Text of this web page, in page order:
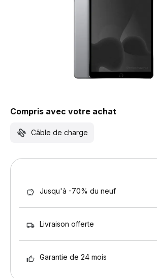
Compris avec votre achat
Câble de charge
Jusqu'à -70% du neuf
Livraison offerte
Garantie de 24 mois